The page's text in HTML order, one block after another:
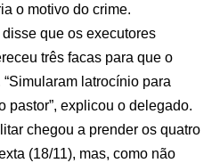
o motivo do crime.
que os executores
três facas para que o
latrocínio para
pastor”, explicou o delegado.
chegou a prender os quatro
(18/11), mas, como não